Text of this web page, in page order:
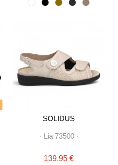
SOLIDUS
· Lia 73500·
139,95 €